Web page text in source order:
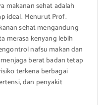
makanan sehat adalah
ideal. Menurut Prof.
sehat mengandung
merasa kenyang lebih
nafsu makan dan
berat badan tetap
terkena berbagai
dan penyakit